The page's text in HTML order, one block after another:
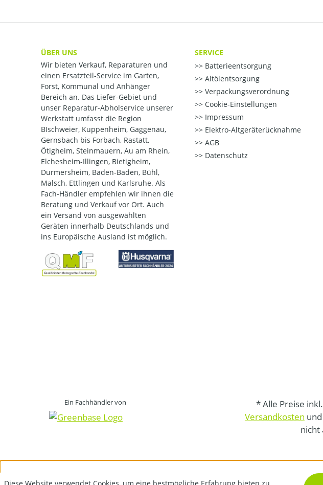
ÜBER UNS
Wir bieten Verkauf, Reparaturen und
einen Ersatzteil-Service im Garten,
Forst, Kommunal und Anhänger
Bereich an. Das Liefer-Gebiet und
unser Reparatur-Abholservice unserer
Werkstatt umfasst die Region
BIschweier, Kuppenheim, Gaggenau,
Gernsbach bis Forbach, Rastatt,
Ötigheim, Steinmauern, Au am Rhein,
Elchesheim-Illingen, Bietigheim,
Durmersheim, Baden-Baden, Bühl,
Malsch, Ettlingen und Karlsruhe. Als
Fach-Händler empfehlen wir ihnen die
Beratung und Verkauf vor Ort. Auch
ein Versand von ausgewählten
Geräten innerhalb Deutschlands und
ins Europäische Ausland ist möglich.
SERVICE
Batterieentsorgung
Altölentsorgung
Verpackungsverordnung
Cookie-Einstellungen
Impressum
Elektro-Altgeräterücknahme
AGB
Datenschutz
Ein Fachhändler von
* Alle Preise
Versandkosten
nicht